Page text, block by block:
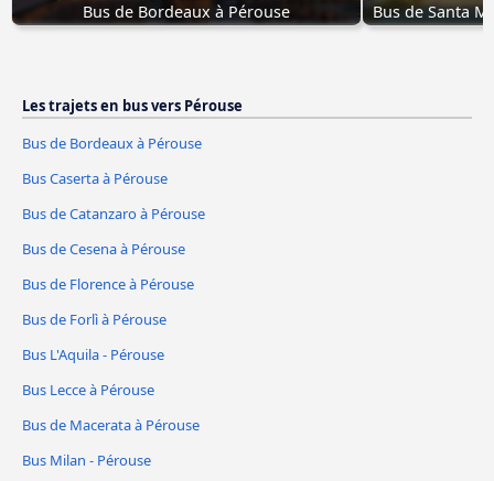
Bus de Bordeaux à Pérouse Bus de Santa
Les trajets en bus vers Pérouse
Bus de Bordeaux à Pérouse
Bus Caserta à Pérouse
Bus de Catanzaro à Pérouse
Bus de Cesena à Pérouse
Bus de Florence à Pérouse
Bus de Forlì à Pérouse
Bus L'Aquila - Pérouse
Bus Lecce à Pérouse
Bus de Macerata à Pérouse
Bus Milan - Pérouse